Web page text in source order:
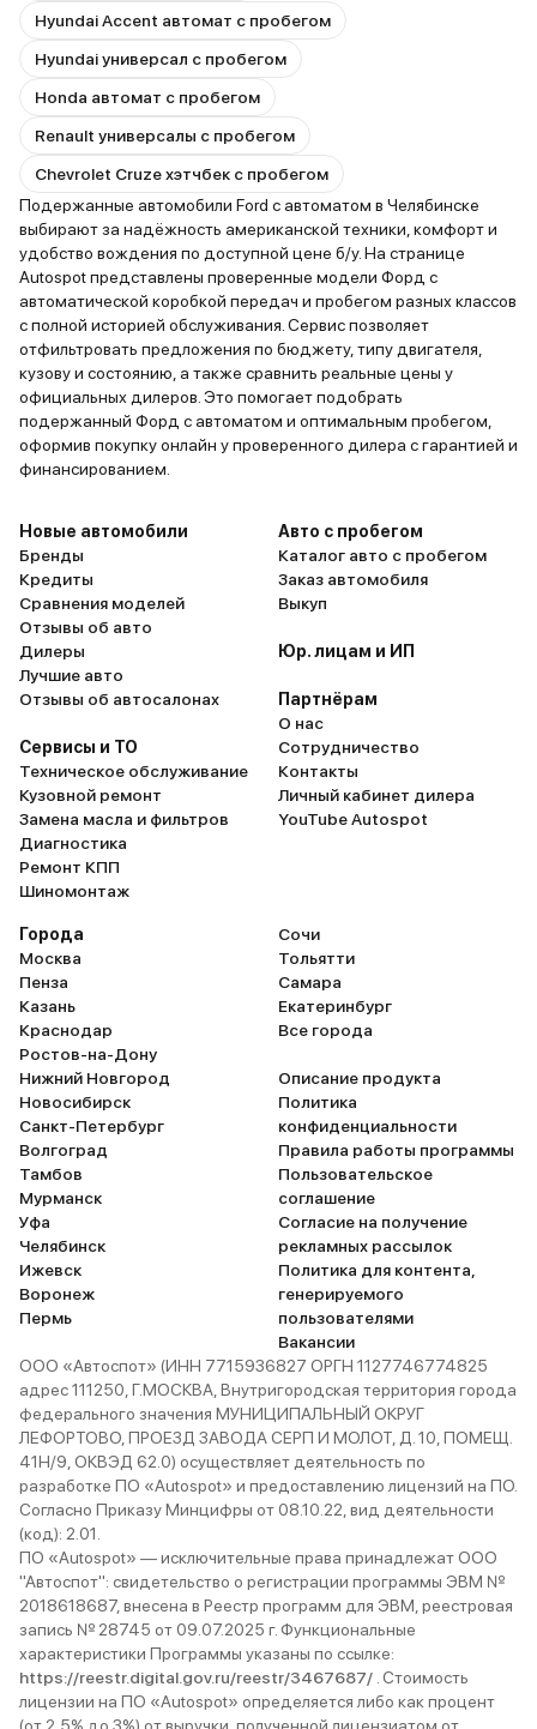
Hyundai Accent автомат с пробегом
Hyundai универсал с пробегом
Honda автомат с пробегом
Renault универсалы с пробегом
Chevrolet Cruze хэтчбек с пробегом
Подержанные автомобили Ford с автоматом в Челябинске
выбирают за надёжность американской техники, комфорт и
удобство вождения по доступной цене б/у. На странице
Autospot представлены проверенные модели Форд с
автоматической коробкой передач и пробегом разных классов
с полной историей обслуживания. Сервис позволяет
отфильтровать предложения по бюджету, типу двигателя,
кузову и состоянию, а также сравнить реальные цены у
официальных дилеров. Это помогает подобрать
подержанный Форд с автоматом и оптимальным пробегом,
оформив покупку онлайн у проверенного дилера с гарантией и
финансированием.
Новые автомобили
Бренды
Кредиты
Сравнения моделей
Отзывы об авто
Дилеры
Лучшие авто
Отзывы об автосалонах
Сервисы и ТО
Техническое обслуживание
Кузовной ремонт
Замена масла и фильтров
Диагностика
Ремонт КПП
Шиномонтаж
Авто с пробегом
Каталог авто с пробегом
Заказ автомобиля
Выкуп
Юр. лицам и ИП
Партнёрам
О нас
Сотрудничество
Контакты
Личный кабинет дилера
YouTube Autospot
Города
Москва
Пенза
Казань
Краснодар
Ростов-на-Дону
Нижний Новгород
Новосибирск
Санкт-Петербург
Волгоград
Тамбов
Мурманск
Уфа
Челябинск
Ижевск
Воронеж
Пермь
Сочи
Тольятти
Самара
Екатеринбург
Все города
Описание продукта
Политика
конфиденциальности
Правила работы программы
Пользовательское
соглашение
Согласие на получение
рекламных рассылок
Политика для контента,
генерируемого
пользователями
Вакансии
ООО «Автоспот» (ИНН 7715936827 ОРГН 1127746774825
адрес 111250, Г.МОСКВА, Внутригородская территория города
федерального значения МУНИЦИПАЛЬНЫЙ ОКРУГ
ЛЕФОРТОВО, ПРОЕЗД ЗАВОДА СЕРП И МОЛОТ, Д. 10, ПОМЕЩ.
41Н/9, ОКВЭД 62.0) осуществляет деятельность по
разработке ПО «Autospot» и предоставлению лицензий на ПО.
Согласно Приказу Минцифры от 08.10.22, вид деятельности
(код): 2.01.
ПО «Autospot» — исключительные права принадлежат ООО
"Автоспот": свидетельство о регистрации программы ЭВМ №
2018618687, внесена в Реестр программ для ЭВМ, реестровая
запись № 28745 от 09.07.2025 г. Функциональные
характеристики Программы указаны по ссылке:
https://reestr.digital.gov.ru/reestr/3467687/ . Стоимость
лицензии на ПО «Autospot» определяется либо как процент